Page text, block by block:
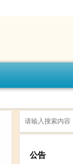
公告